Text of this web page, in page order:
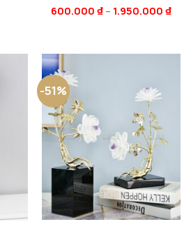
Được xếp
600.000 ₫ – 1.950.000 ₫
-51%